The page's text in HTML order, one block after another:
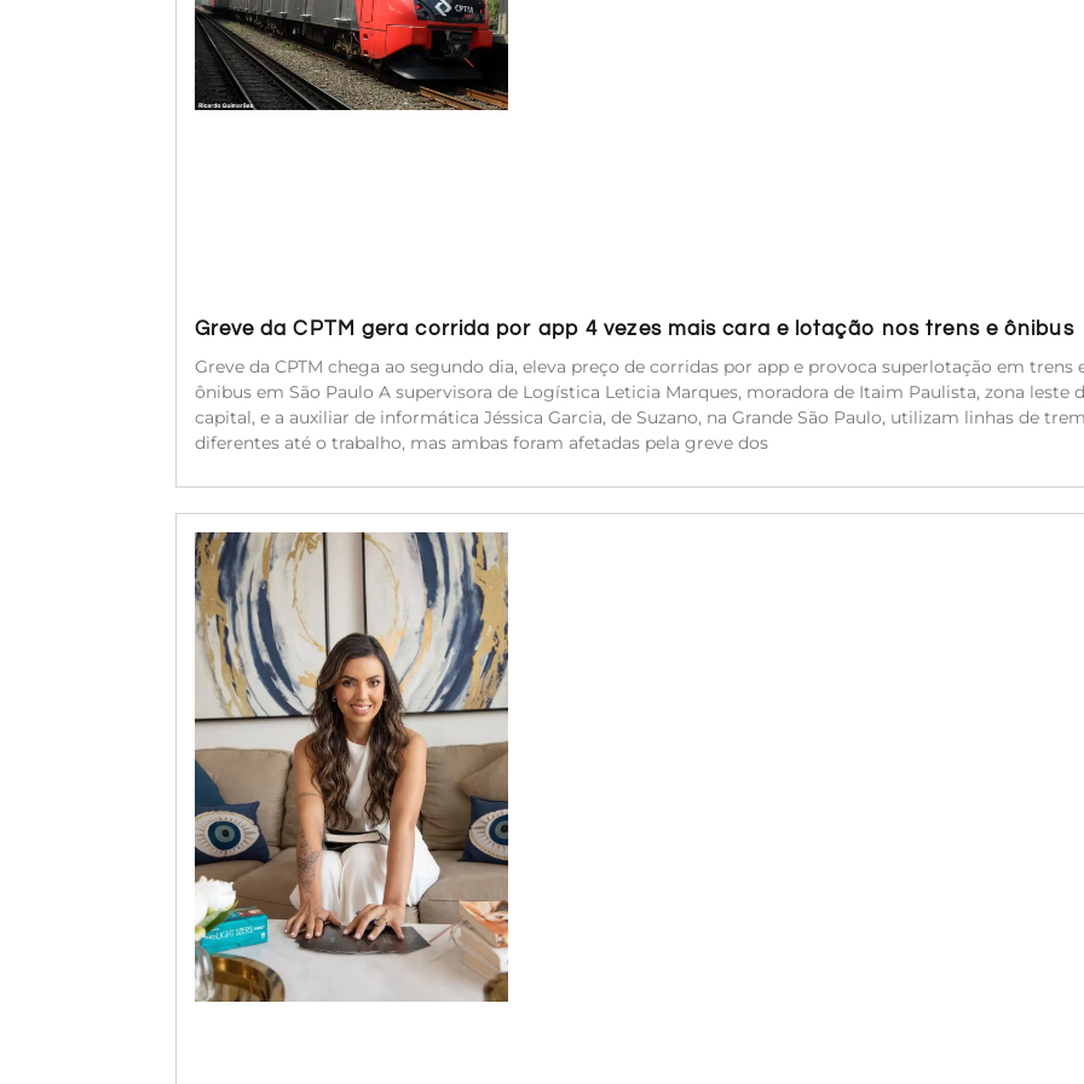
Greve da CPTM gera corrida por app 4 vezes mais cara e lotação nos trens e ônibus
Greve da CPTM chega ao segundo dia, eleva preço de corridas por app e provoca superlotação em trens
ônibus em São Paulo A supervisora de Logística Leticia Marques, moradora de Itaim Paulista, zona leste
capital, e a auxiliar de informática Jéssica Garcia, de Suzano, na Grande São Paulo, utilizam linhas de trem
diferentes até o trabalho, mas ambas foram afetadas pela greve dos